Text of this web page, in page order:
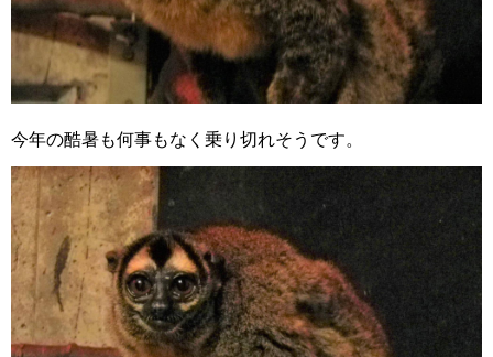
今年の酷暑も何事もなく乗り切れそうです。